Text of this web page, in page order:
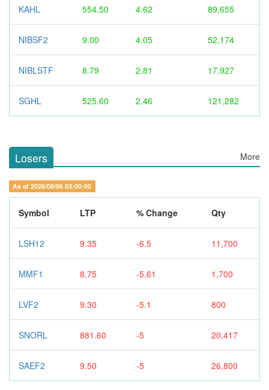
KAHL 554.50 4.62 89,655
NIBSF2 9.00 4.05 52,174
NIBLSTF 8.79 2.81 17,927
SGHL 525.60 2.46 121,282
Losers More
As of 2026/08/06 03:00:00
Symbol LTP % Change Qty
LSH12 9.35 -6.5 11,700
MMF1 8.75 -5.61 1,700
LVF2 9.30 -5.1 800
SNORL 881.60 -5 20,417
SAEF2 9.50 -5 26,800